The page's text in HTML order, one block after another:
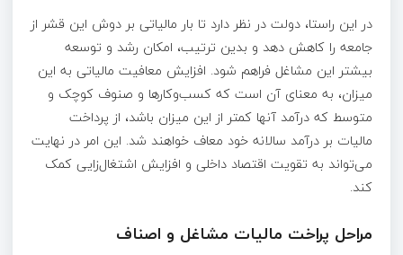
در این راستا، دولت در نظر دارد تا بار مالیاتی بر دوش این قشر از
جامعه را کاهش دهد و بدین ترتیب، امکان رشد و توسعه
بیشتر این مشاغل فراهم شود. افزایش معافیت مالیاتی به این
میزان، به معنای آن است که کسب‌وکارها و صنوف کوچک و
متوسط که درآمد آنها کمتر از این میزان باشد، از پرداخت
مالیات بر درآمد سالانه خود معاف خواهند شد. این امر در نهایت
می‌تواند به تقویت اقتصاد داخلی و افزایش اشتغال‌زایی کمک
کند.
مراحل پراخت مالیات مشاغل و اصناف